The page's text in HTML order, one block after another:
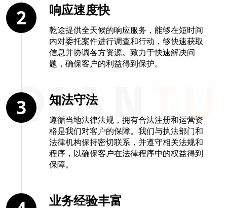
响应速度快
乾途提供全天候的响应服务，能够在短时间
内对委托案件进行调查和行动，够快速获取
信息并协调各方资源。致力于快速解决问
题，确保客户的利益得到保护。
2
知法守法
遵循当地法律法规，拥有合法注册和运营资
格是我们对客户的保障。我们与执法部门和
法律机构保持密切联系，并遵守相关法规和
程序，以确保客户在法律程序中的权益得到
保障。
3
业务经验丰富